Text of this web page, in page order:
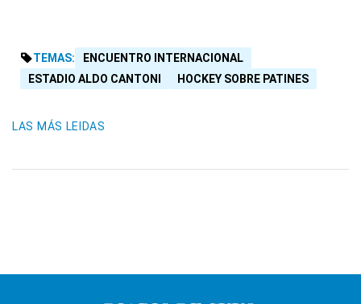
TEMAS:
ENCUENTRO INTERNACIONAL
ESTADIO ALDO CANTONI
HOCKEY SOBRE PATINES
LAS MÁS LEIDAS